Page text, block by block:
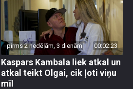
pirms 2 nedēļām, 3 dienām 00:02:23
Kaspars Kambala liek atkal un
atkal teikt Olgai, cik ļoti viņu
mīl